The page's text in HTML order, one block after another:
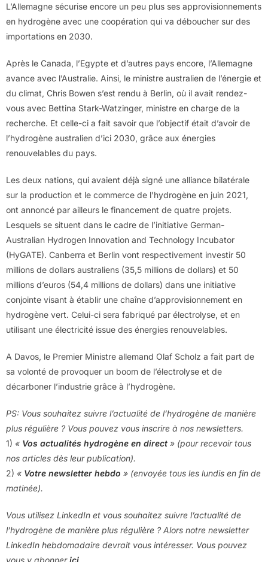
L’Allemagne sécurise encore un peu plus ses approvisionnements
en hydrogène avec une coopération qui va déboucher sur des
importations en 2030.
Après le Canada, l’Egypte et d’autres pays encore, l’Allemagne
avance avec l’Australie. Ainsi, le ministre australien de l’énergie et
du climat, Chris Bowen s’est rendu à Berlin, où il avait rendez-
vous avec Bettina Stark-Watzinger, ministre en charge de la
recherche. Et celle-ci a fait savoir que l’objectif était d’avoir de
l’hydrogène australien d’ici 2030, grâce aux énergies
renouvelables du pays.
Les deux nations, qui avaient déjà signé une alliance bilatérale
sur la production et le commerce de l’hydrogène en juin 2021,
ont annoncé par ailleurs le financement de quatre projets.
Lesquels se situent dans le cadre de l’initiative German-
Australian Hydrogen Innovation and Technology Incubator
(HyGATE). Canberra et Berlin vont respectivement investir 50
millions de dollars australiens (35,5 millions de dollars) et 50
millions d’euros (54,4 millions de dollars) dans une initiative
conjointe visant à établir une chaîne d’approvisionnement en
hydrogène vert. Celui-ci sera fabriqué par électrolyse, et en
utilisant une électricité issue des énergies renouvelables.
A Davos, le Premier Ministre allemand Olaf Scholz a fait part de
sa volonté de provoquer un boom de l’électrolyse et de
décarboner l’industrie grâce à l’hydrogène.
PS: Vous souhaitez suivre l’actualité de l’hydrogène de manière
plus régulière ? Vous pouvez vous inscrire à nos newsletters.
1) « Vos actualités hydrogène en direct » (pour recevoir tous
nos articles dès leur publication).
2) « Votre newsletter hebdo » (envoyée tous les lundis en fin de
matinée).
Vous utilisez LinkedIn et vous souhaitez suivre l’actualité de
l’hydrogène de manière plus régulière ? Alors notre newsletter
LinkedIn hebdomadaire devrait vous intéresser. Vous pouvez
vous y abonnerici.